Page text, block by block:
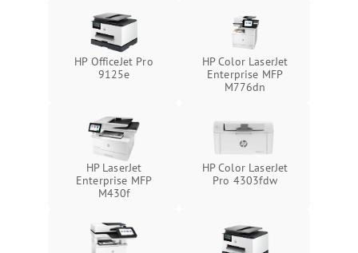
HP OfficeJet Pro
9125e
HP Color LaserJet
Enterprise MFP
M776dn
HP LaserJet
Enterprise MFP
M430f
HP Color LaserJet
Pro 4303fdw